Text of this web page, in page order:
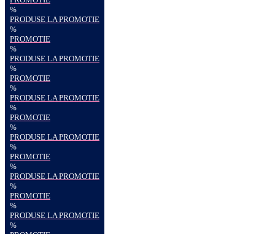
%
PRODUSE LA PROMOTIE
%
PROMOTIE
%
PRODUSE LA PROMOTIE
%
PROMOTIE
%
PRODUSE LA PROMOTIE
%
PROMOTIE
%
PRODUSE LA PROMOTIE
%
PROMOTIE
%
PRODUSE LA PROMOTIE
%
PROMOTIE
%
PRODUSE LA PROMOTIE
%